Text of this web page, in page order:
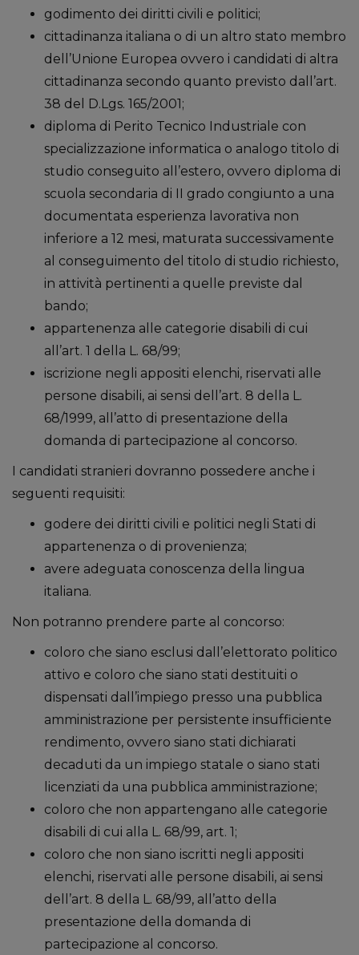
godimento dei diritti civili e politici;
cittadinanza italiana o di un altro stato membro
dell’Unione Europea ovvero i candidati di altra
cittadinanza secondo quanto previsto dall’art.
38 del D.Lgs. 165/2001;
diploma di Perito Tecnico Industriale con
specializzazione informatica o analogo titolo di
studio conseguito all’estero, ovvero diploma di
scuola secondaria di II grado congiunto a una
documentata esperienza lavorativa non
inferiore a 12 mesi, maturata successivamente
al conseguimento del titolo di studio richiesto,
in attività pertinenti a quelle previste dal
bando;
appartenenza alle categorie disabili di cui
all’art. 1 della L. 68/99;
iscrizione negli appositi elenchi, riservati alle
persone disabili, ai sensi dell’art. 8 della L.
68/1999, all’atto di presentazione della
domanda di partecipazione al concorso.
I candidati stranieri dovranno possedere anche i
seguenti requisiti:
godere dei diritti civili e politici negli Stati di
appartenenza o di provenienza;
avere adeguata conoscenza della lingua
italiana.
Non potranno prendere parte al concorso:
coloro che siano esclusi dall’elettorato politico
attivo e coloro che siano stati destituiti o
dispensati dall’impiego presso una pubblica
amministrazione per persistente insufficiente
rendimento, ovvero siano stati dichiarati
decaduti da un impiego statale o siano stati
licenziati da una pubblica amministrazione;
coloro che non appartengano alle categorie
disabili di cui alla L. 68/99, art. 1;
coloro che non siano iscritti negli appositi
elenchi, riservati alle persone disabili, ai sensi
dell’art. 8 della L. 68/99, all’atto della
presentazione della domanda di
partecipazione al concorso.